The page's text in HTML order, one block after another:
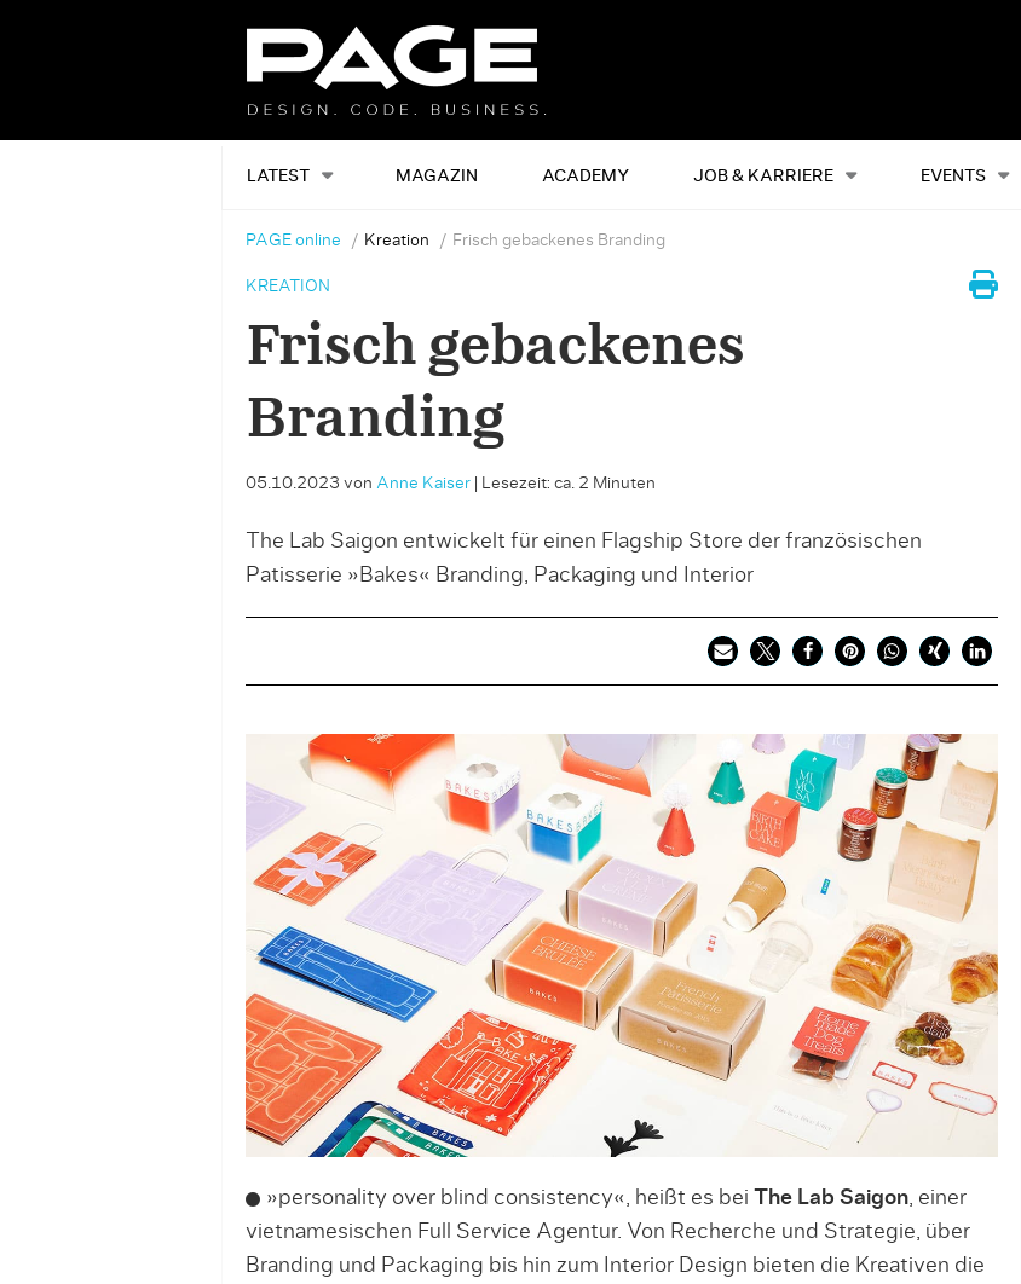
LATEST MAGAZIN ACADEMY JOB & KARRIERE EVENTS
Alles Events
PAGE online Kreation Frisch gebackenes Branding
KREATION
Frisch gebackenes
Branding
05.10.2023 von Anne Kaiser| Lesezeit: ca. 2 Minuten
The Lab Saigon entwickelt für einen Flagship Store der französischen
Patisserie »Bakes« Branding, Packaging und Interior
»personality over blind consistency«, heißt es bei The Lab Saigon, einer
vietnamesischen Full Service Agentur. Von Recherche und Strategie, über
Branding und Packaging bis hin zum Interior Design bieten die Kreativen die